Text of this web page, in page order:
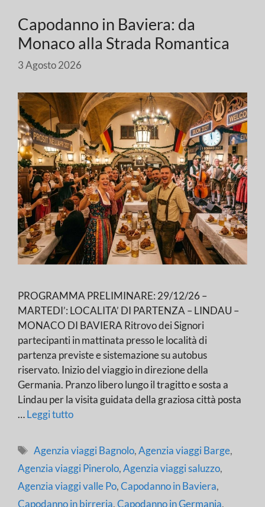
Capodanno in Baviera: da
Monaco alla Strada Romantica
3 Agosto 2026
PROGRAMMA PRELIMINARE: 29/12/26 –
MARTEDI’: LOCALITA’ DI PARTENZA – LINDAU –
MONACO DI BAVIERA Ritrovo dei Signori
partecipanti in mattinata presso le località di
partenza previste e sistemazione su autobus
riservato. Inizio del viaggio in direzione della
Germania. Pranzo libero lungo il tragitto e sosta a
Lindau per la visita guidata della graziosa città posta
…Leggi tutto
Tag
Agenzia viaggi Bagnolo,Agenzia viaggi Barge,
Agenzia viaggi Pinerolo,Agenzia viaggi saluzzo,
Agenzia viaggi valle Po,Capodanno in Baviera,
Capodanno in birreria,Capodanno in Germania,